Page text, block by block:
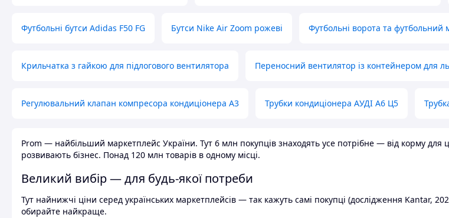
Футбольні бутси Adidas F50 FG Бутси Nike Air Zoom рожеві Футбольні ворота та футбольний
Крильчатка з гайкою для підлогового вентилятора Переносний вентилятор із контейнером для
Регулювальний клапан компресора кондиціонера А3 Трубки кондиціонера АУДІ А6 Ц5
Prom — найбільший маркетплейс України. Тут 6 млн покупців знаходять усе потрібне — від корму для
розвивають бізнес. Понад 120 млн товарів в одному місці.
Великий вибір — для будь-якої потреби
Тут найнижчі ціни серед українських маркетплейсів — так кажуть самі покупці (дослідження Kantar,
обирайте найкраще.